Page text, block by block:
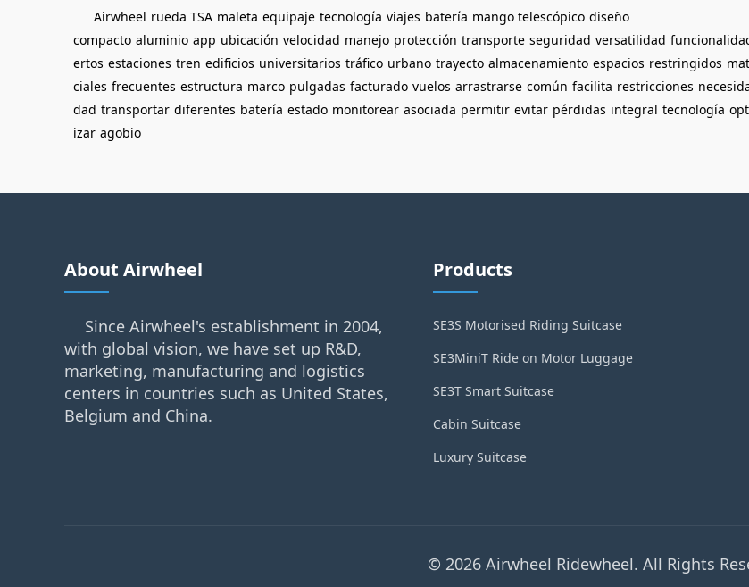
Airwheel rueda TSA maleta equipaje tecnología viajes batería mango telescópico diseño
compacto aluminio app ubicación velocidad manejo protección transporte seguridad versatilidad
ertos estaciones tren edificios universitarios tráfico urbano trayecto almacenamiento espacios restringidos
ciales frecuentes estructura marco pulgadas facturado vuelos arrastrarse común facilita restricciones
dad transportar diferentes batería estado monitorear asociada permitir evitar pérdidas integral tecnología
izar agobio
About Airwheel
Since Airwheel's establishment in 2004,
with global vision, we have set up R&D,
marketing, manufacturing and logistics
centers in countries such as United States,
Belgium and China.
Products
SE3S Motorised Riding Suitcase
SE3MiniT Ride on Motor Luggage
SE3T Smart Suitcase
Cabin Suitcase
Luxury Suitcase
© 2026 Airwheel Ridewheel. All Rights